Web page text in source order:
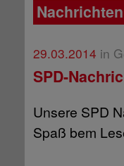
29.03.2014 in
SPD-
Unsere SPD
Spaß bem